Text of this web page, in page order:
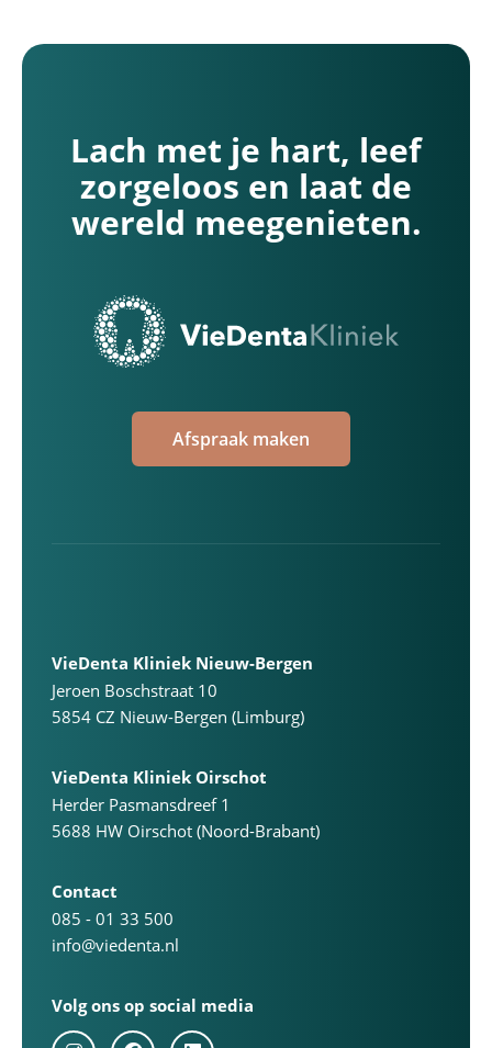
Lach met je hart, leef
zorgeloos en laat de
wereld meegenieten.
Afspraak maken
VieDenta Kliniek Nieuw-Bergen
Jeroen Boschstraat 10
5854 CZ Nieuw-Bergen (Limburg)
VieDenta Kliniek Oirschot
Herder Pasmansdreef 1
5688 HW Oirschot (Noord-Brabant)
Contact
085 - 01 33 500
info@viedenta.nl
Volg ons op social media